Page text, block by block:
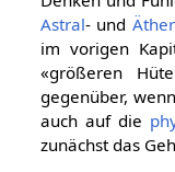
Astral- und
im vorigen
«größeren
gegenüber,
auch auf die
zunächst das